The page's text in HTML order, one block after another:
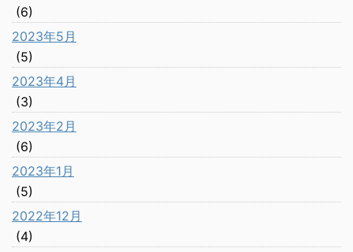
(6)
2023年5月
(5)
2023年4月
(3)
2023年2月
(6)
2023年1月
(5)
2022年12月
(4)